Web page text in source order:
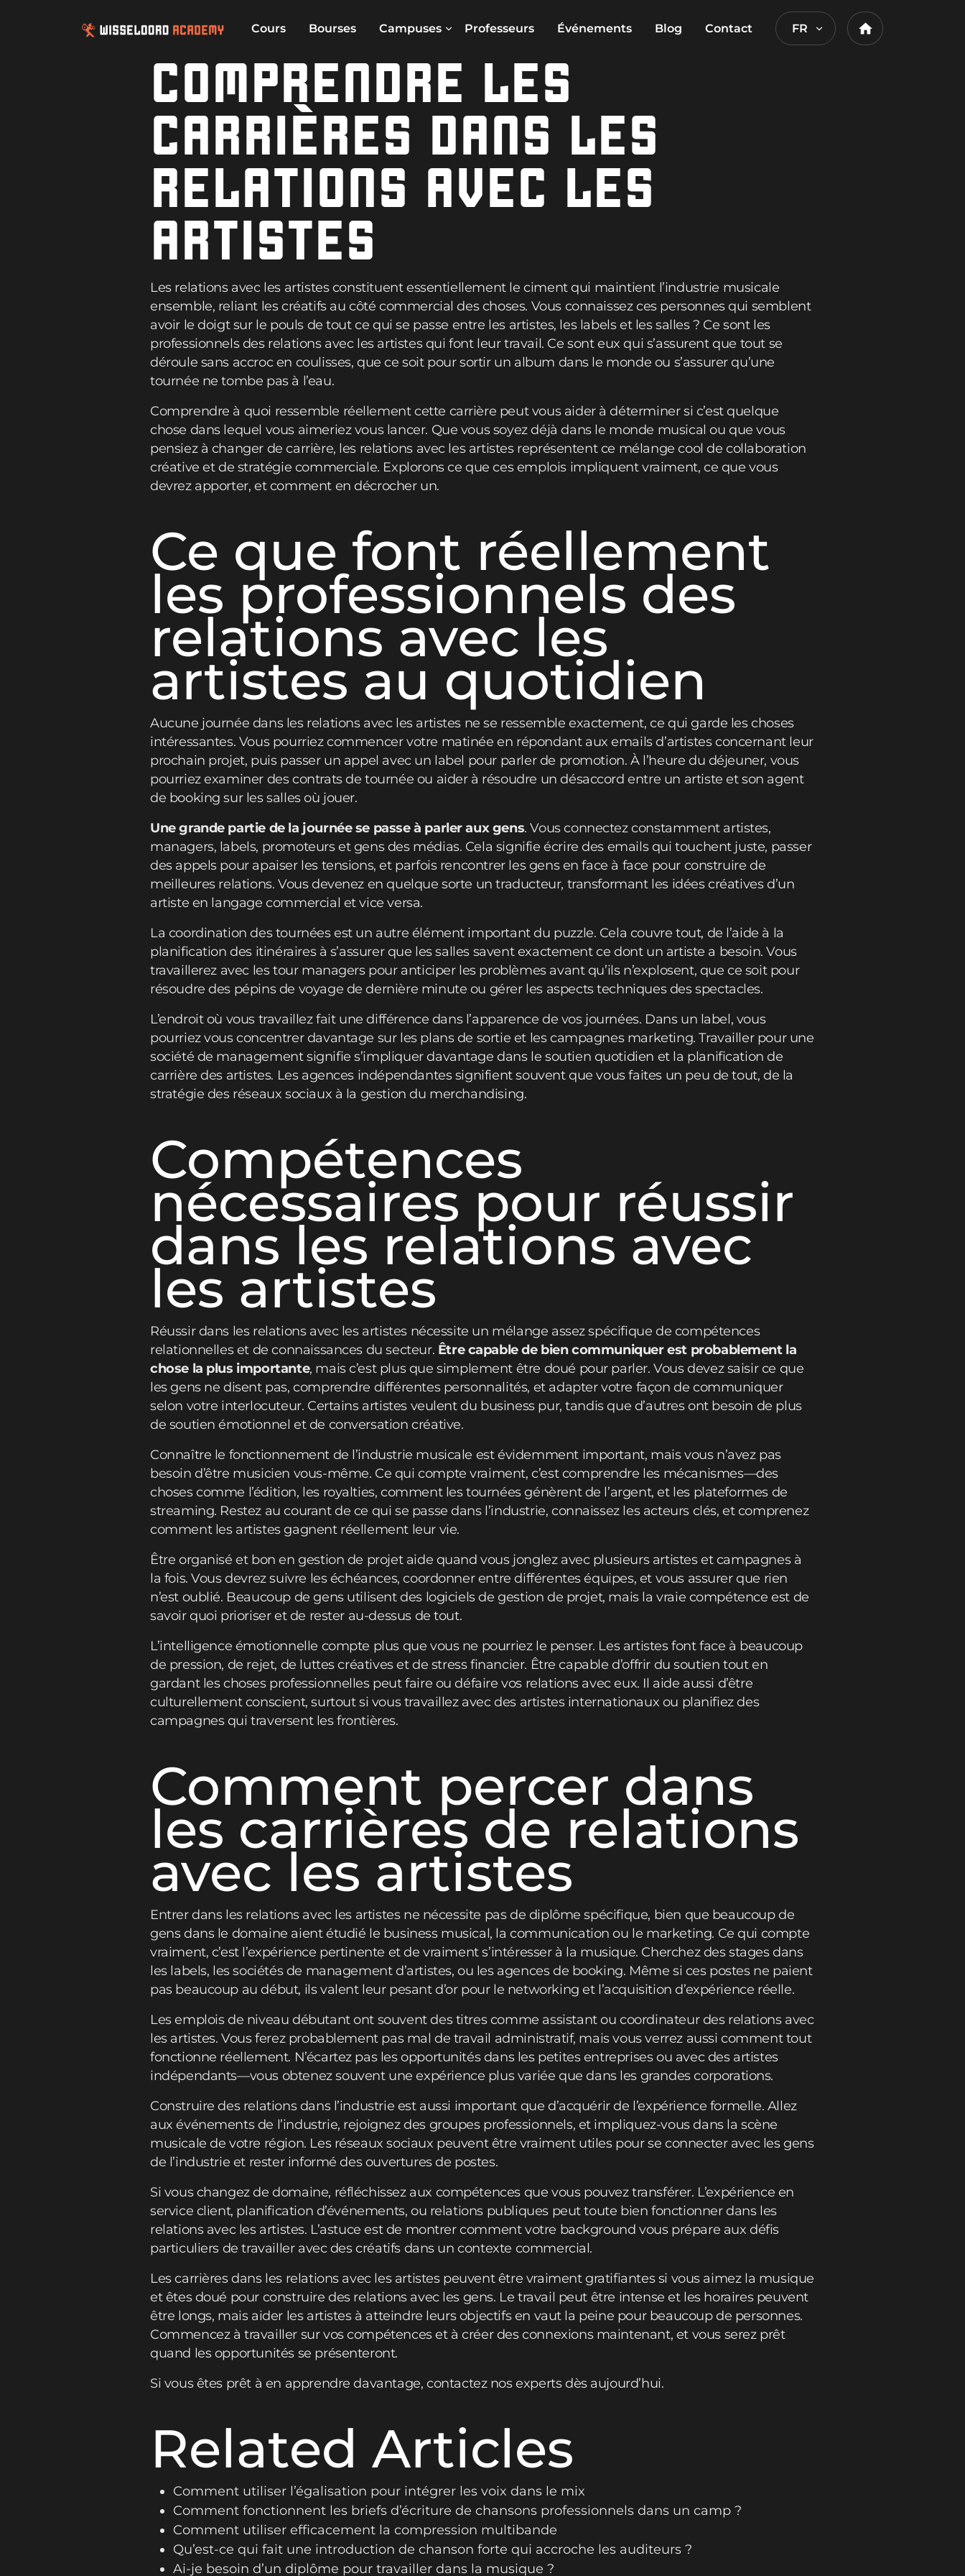
Cours Bourses Campuses Professeurs Événements Blog Contact FR Home
COMPRENDRE LES
CARRIÈRES DANS LES
RELATIONS AVEC LES
ARTISTES
Les relations avec les artistes constituent essentiellement le ciment qui maintient l’industrie musicale
ensemble, reliant les créatifs au côté commercial des choses. Vous connaissez ces personnes qui semblent
avoir le doigt sur le pouls de tout ce qui se passe entre les artistes, les labels et les salles ? Ce sont les
professionnels des relations avec les artistes qui font leur travail. Ce sont eux qui s’assurent que tout se
déroule sans accroc en coulisses, que ce soit pour sortir un album dans le monde ou s’assurer qu’une
tournée ne tombe pas à l’eau.
Comprendre à quoi ressemble réellement cette carrière peut vous aider à déterminer si c’est quelque
chose dans lequel vous aimeriez vous lancer. Que vous soyez déjà dans le monde musical ou que vous
pensiez à changer de carrière, les relations avec les artistes représentent ce mélange cool de collaboration
créative et de stratégie commerciale. Explorons ce que ces emplois impliquent vraiment, ce que vous
devrez apporter, et comment en décrocher un.
Ce que font réellement
les professionnels des
relations avec les
artistes au quotidien
Aucune journée dans les relations avec les artistes ne se ressemble exactement, ce qui garde les choses
intéressantes. Vous pourriez commencer votre matinée en répondant aux emails d’artistes concernant leur
prochain projet, puis passer un appel avec un label pour parler de promotion. À l’heure du déjeuner, vous
pourriez examiner des contrats de tournée ou aider à résoudre un désaccord entre un artiste et son agent
de booking sur les salles où jouer.
Une grande partie de la journée se passe à parler aux gens. Vous connectez constamment artistes,
managers, labels, promoteurs et gens des médias. Cela signifie écrire des emails qui touchent juste, passer
des appels pour apaiser les tensions, et parfois rencontrer les gens en face à face pour construire de
meilleures relations. Vous devenez en quelque sorte un traducteur, transformant les idées créatives d’un
artiste en langage commercial et vice versa.
La coordination des tournées est un autre élément important du puzzle. Cela couvre tout, de l’aide à la
planification des itinéraires à s’assurer que les salles savent exactement ce dont un artiste a besoin. Vous
travaillerez avec les tour managers pour anticiper les problèmes avant qu’ils n’explosent, que ce soit pour
résoudre des pépins de voyage de dernière minute ou gérer les aspects techniques des spectacles.
L’endroit où vous travaillez fait une différence dans l’apparence de vos journées. Dans un label, vous
pourriez vous concentrer davantage sur les plans de sortie et les campagnes marketing. Travailler pour une
société de management signifie s’impliquer davantage dans le soutien quotidien et la planification de
carrière des artistes. Les agences indépendantes signifient souvent que vous faites un peu de tout, de la
stratégie des réseaux sociaux à la gestion du merchandising.
Compétences
nécessaires pour réussir
dans les relations avec
les artistes
Réussir dans les relations avec les artistes nécessite un mélange assez spécifique de compétences
relationnelles et de connaissances du secteur. Être capable de bien communiquer est probablement la
chose la plus importante, mais c’est plus que simplement être doué pour parler. Vous devez saisir ce que
les gens ne disent pas, comprendre différentes personnalités, et adapter votre façon de communiquer
selon votre interlocuteur. Certains artistes veulent du business pur, tandis que d’autres ont besoin de plus
de soutien émotionnel et de conversation créative.
Connaître le fonctionnement de l’industrie musicale est évidemment important, mais vous n’avez pas
besoin d’être musicien vous-même. Ce qui compte vraiment, c’est comprendre les mécanismes—des
choses comme l’édition, les royalties, comment les tournées génèrent de l’argent, et les plateformes de
streaming. Restez au courant de ce qui se passe dans l’industrie, connaissez les acteurs clés, et comprenez
comment les artistes gagnent réellement leur vie.
Être organisé et bon en gestion de projet aide quand vous jonglez avec plusieurs artistes et campagnes à
la fois. Vous devrez suivre les échéances, coordonner entre différentes équipes, et vous assurer que rien
n’est oublié. Beaucoup de gens utilisent des logiciels de gestion de projet, mais la vraie compétence est de
savoir quoi prioriser et de rester au-dessus de tout.
L’intelligence émotionnelle compte plus que vous ne pourriez le penser. Les artistes font face à beaucoup
de pression, de rejet, de luttes créatives et de stress financier. Être capable d’offrir du soutien tout en
gardant les choses professionnelles peut faire ou défaire vos relations avec eux. Il aide aussi d’être
culturellement conscient, surtout si vous travaillez avec des artistes internationaux ou planifiez des
campagnes qui traversent les frontières.
Comment percer dans
les carrières de relations
avec les artistes
Entrer dans les relations avec les artistes ne nécessite pas de diplôme spécifique, bien que beaucoup de
gens dans le domaine aient étudié le business musical, la communication ou le marketing. Ce qui compte
vraiment, c’est l’expérience pertinente et de vraiment s’intéresser à la musique. Cherchez des stages dans
les labels, les sociétés de management d’artistes, ou les agences de booking. Même si ces postes ne paient
pas beaucoup au début, ils valent leur pesant d’or pour le networking et l’acquisition d’expérience réelle.
Les emplois de niveau débutant ont souvent des titres comme assistant ou coordinateur des relations avec
les artistes. Vous ferez probablement pas mal de travail administratif, mais vous verrez aussi comment tout
fonctionne réellement. N’écartez pas les opportunités dans les petites entreprises ou avec des artistes
indépendants—vous obtenez souvent une expérience plus variée que dans les grandes corporations.
Construire des relations dans l’industrie est aussi important que d’acquérir de l’expérience formelle. Allez
aux événements de l’industrie, rejoignez des groupes professionnels, et impliquez-vous dans la scène
musicale de votre région. Les réseaux sociaux peuvent être vraiment utiles pour se connecter avec les gens
de l’industrie et rester informé des ouvertures de postes.
Si vous changez de domaine, réfléchissez aux compétences que vous pouvez transférer. L’expérience en
service client, planification d’événements, ou relations publiques peut toute bien fonctionner dans les
relations avec les artistes. L’astuce est de montrer comment votre background vous prépare aux défis
particuliers de travailler avec des créatifs dans un contexte commercial.
Les carrières dans les relations avec les artistes peuvent être vraiment gratifiantes si vous aimez la musique
et êtes doué pour construire des relations avec les gens. Le travail peut être intense et les horaires peuvent
être longs, mais aider les artistes à atteindre leurs objectifs en vaut la peine pour beaucoup de personnes.
Commencez à travailler sur vos compétences et à créer des connexions maintenant, et vous serez prêt
quand les opportunités se présenteront.
Si vous êtes prêt à en apprendre davantage, contacteznos experts dès aujourd’hui.
Related Articles
Comment utiliser l’égalisation pour intégrer les voix dans le mix
Comment fonctionnent les briefs d’écriture de chansons professionnels dans un camp ?
Comment utiliser efficacement la compression multibande
Qu’est-ce qui fait une introduction de chanson forte qui accroche les auditeurs ?
Ai-je besoin d’un diplôme pour travailler dans la musique ?